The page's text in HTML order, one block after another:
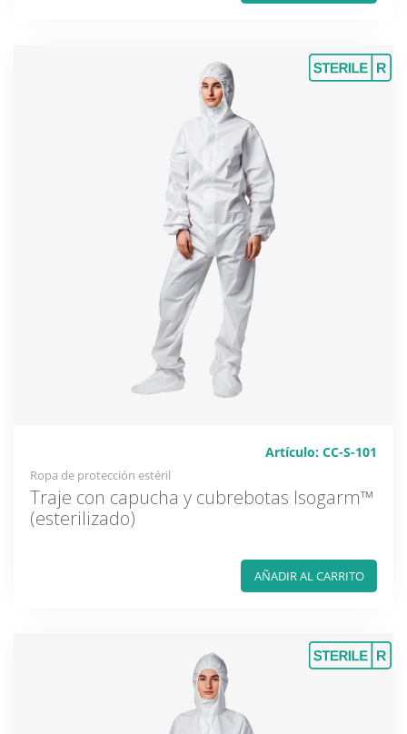
Artículo: CC-S-101
Ropa de protección estéril
Traje con capucha y cubrebotas Isogarm™
(esterilizado)
AÑADIR AL CARRITO